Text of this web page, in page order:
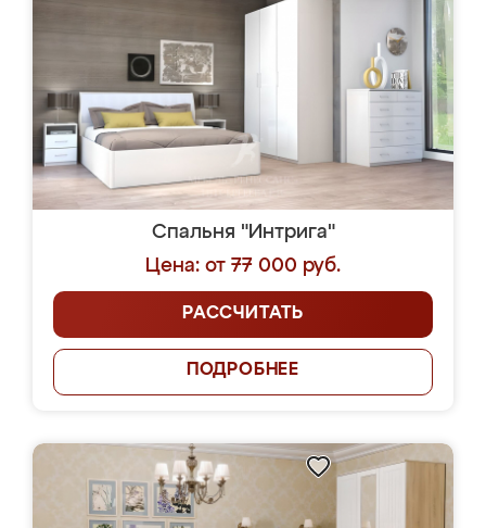
Спальня "Интрига"
Цена: от 77 000 руб.
РАССЧИТАТЬ
ПОДРОБНЕЕ